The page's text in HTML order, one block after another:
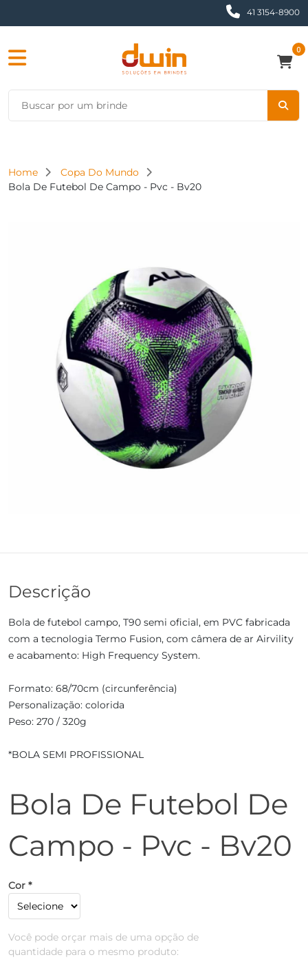
41 3154-8900
0
Home
Copa Do Mundo
Bola De Futebol De Campo - Pvc - Bv20
Descrição
Bola de futebol campo, T90 semi oficial, em PVC fabricada
com a tecnologia Termo Fusion, com câmera de ar Airvility
e acabamento: High Frequency System.
Formato: 68/70cm (circunferência)
Personalização: colorida
Peso: 270 / 320g
*BOLA SEMI PROFISSIONAL
Bola De Futebol De
Campo - Pvc - Bv20
Cor *
Você pode orçar mais de uma opção de
quantidade para o mesmo produto: